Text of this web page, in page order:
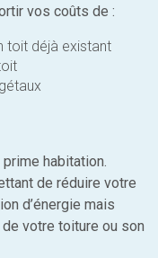
vos coûts de :
toit déjà existant
habitation.
de réduire votre
d’énergie mais
votre toiture ou son